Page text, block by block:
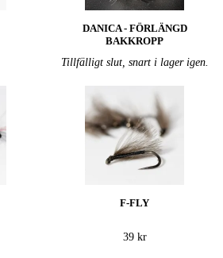
DANICA - FÖRLÄNGD
BAKKROPP
Tillfälligt slut, snart i lager igen.
F-FLY
39 kr